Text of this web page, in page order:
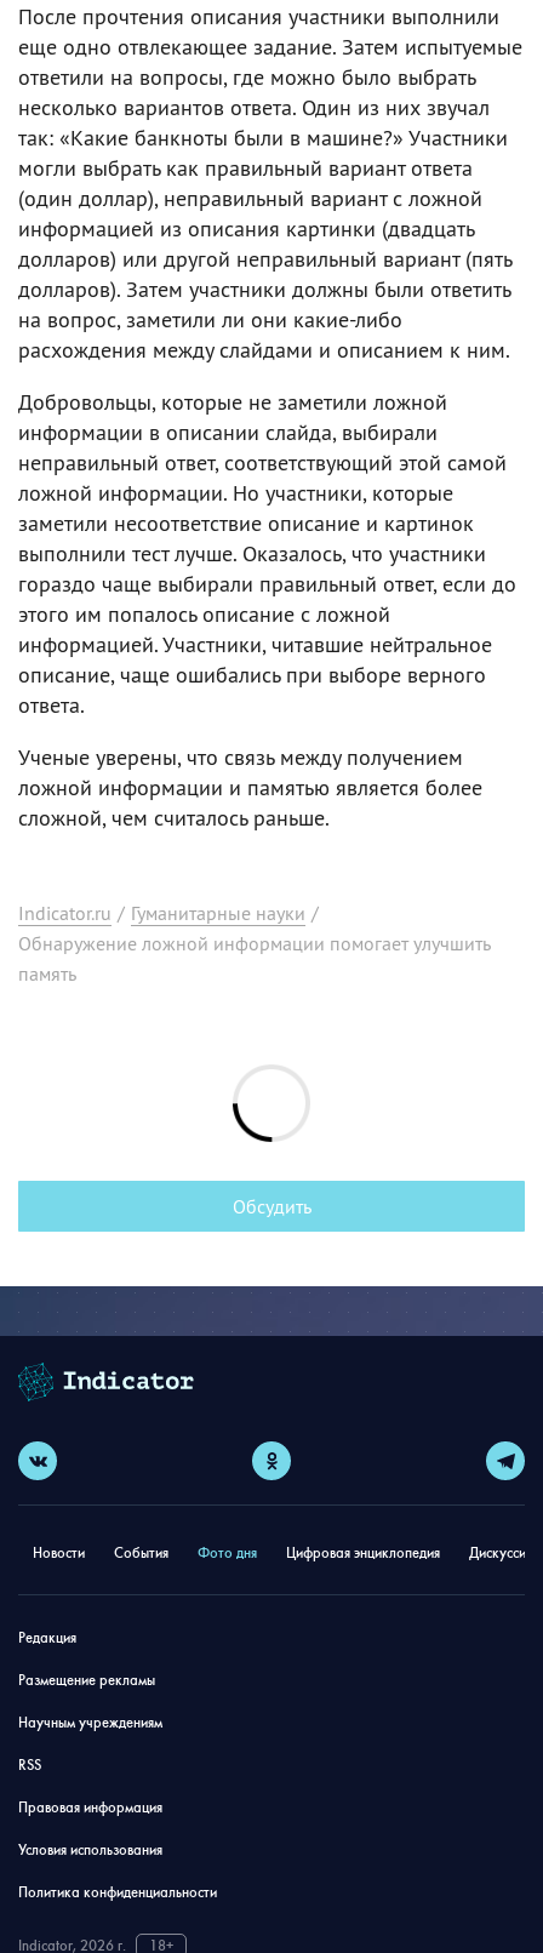
После прочтения описания участники выполнили
еще одно отвлекающее задание. Затем испытуемые
ответили на вопросы, где можно было выбрать
несколько вариантов ответа. Один из них звучал
так: «Какие банкноты были в машине?» Участники
могли выбрать как правильный вариант ответа
(один доллар), неправильный вариант с ложной
информацией из описания картинки (двадцать
долларов) или другой неправильный вариант (пять
долларов). Затем участники должны были ответить
на вопрос, заметили ли они какие-либо
расхождения между слайдами и описанием к ним.
Добровольцы, которые не заметили ложной
информации в описании слайда, выбирали
неправильный ответ, соответствующий этой самой
ложной информации. Но участники, которые
заметили несоответствие описание и картинок
выполнили тест лучше. Оказалось, что участники
гораздо чаще выбирали правильный ответ, если до
этого им попалось описание с ложной
информацией. Участники, читавшие нейтральное
описание, чаще ошибались при выборе верного
ответа.
Ученые уверены, что связь между получением
ложной информации и памятью является более
сложной, чем считалось раньше.
Indicator.ru / Гуманитарные науки /
Обнаружение ложной информации помогает улучшить
память
Обсудить
Новости События Фото дня Цифровая энциклопедия
Редакция
Размещение рекламы
Научным учреждениям
RSS
Правовая информация
Условия использования
Политика конфиденциальности
Indicator, 2026 г. 18+